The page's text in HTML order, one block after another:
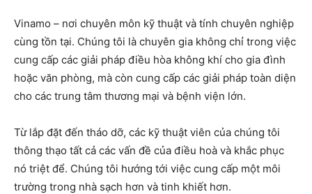
Vinamo – nơi chuyên môn kỹ thuật và tính chuyên nghiệp
cùng tồn tại. Chúng tôi là chuyên gia không chỉ trong việc
cung cấp các giải pháp điều hòa không khí cho gia đình
hoặc văn phòng, mà còn cung cấp các giải pháp toàn diện
cho các trung tâm thương mại và bệnh viện lớn.
Từ lắp đặt đến tháo dỡ, các kỹ thuật viên của chúng tôi
thông thạo tất cả các vấn đề của điều hoà và khắc phục
nó triệt để. Chúng tôi hướng tới việc cung cấp một môi
trường trong nhà sạch hơn và tinh khiết hơn.